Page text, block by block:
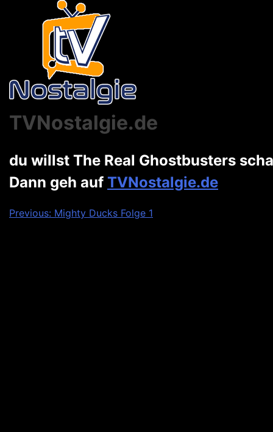
TVNostalgie.de
du willst The Real Ghostbusters
Dann geh auf TVNostalgie.de
Beitragsnavigation
Previous: Mighty Ducks Folge 1